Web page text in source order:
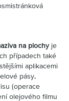
na plochyje
případech také
aplikacemi
pásy,
(operace
olejového filmu